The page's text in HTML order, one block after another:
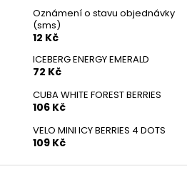
Oznámení o stavu objednávky
(sms)
12 Kč
ICEBERG ENERGY EMERALD
72 Kč
CUBA WHITE FOREST BERRIES
106 Kč
VELO MINI ICY BERRIES 4 DOTS
109 Kč